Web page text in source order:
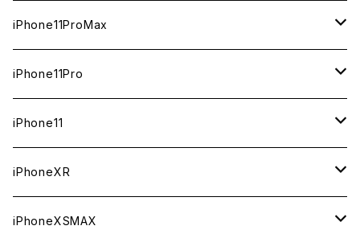
中古（整備済み）
中古（整備済み）
新品
中古（整備済み）
中古（整備済み）
新品
中古（整備済み）
128GB
新品
中古（整備済み）
新品
中古（整備済み）
128GB
新品
中古（整備済み）
64GB
新品
中古（整備済み）
256GB
新品
中古（整備済み）
128GB
新品
中古（整備済み）
64GB
新品
中古（整備済み）
iPhone11ProMax
512GB
新品
中古（整備済み）
256GB
新品
中古（整備済み）
64GB
新品
iPhone11Pro
512GB
新品
中古（整備済み）
256GB
新品
64GB
iPhone11
256GB
新品
128GB
iPhoneXR
256GB
iPhoneXSMAX